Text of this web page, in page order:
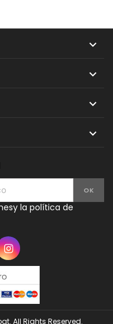




y la política de
All Rights Reserved.